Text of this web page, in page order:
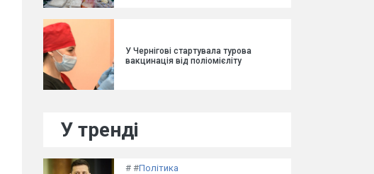
У Чернігові стартувала турова
вакцинація від поліомієліту
У тренді
# #Політика